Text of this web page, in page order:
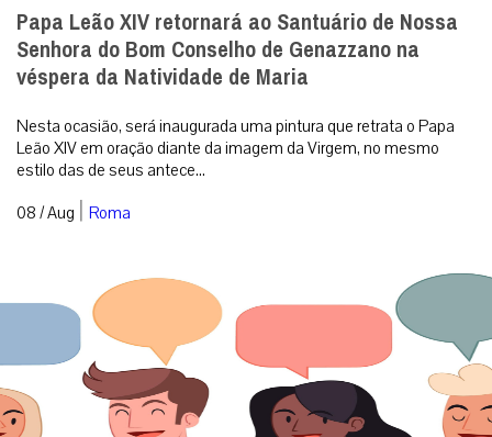
Papa Leão XIV retornará ao Santuário de Nossa
Senhora do Bom Conselho de Genazzano na
véspera da Natividade de Maria
Nesta ocasião, será inaugurada uma pintura que retrata o Papa
Leão XIV em oração diante da imagem da Virgem, no mesmo
estilo das de seus antece...
08 / Aug | Roma